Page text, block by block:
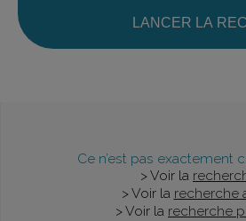
LANCER LA
Ce n’est pas exactement
> Voir la
> Voir la recherche
> Voir la recherche